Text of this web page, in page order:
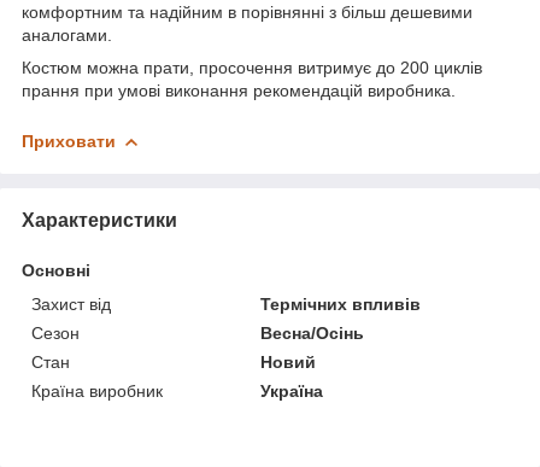
комфортним та надійним в порівнянні з більш дешевими
аналогами.
Костюм можна прати, просочення витримує до 200 циклів
прання при умові виконання рекомендацій виробника.
Приховати
Характеристики
Основні
Захист від
Термічних впливів
Сезон
Весна/Осінь
Стан
Новий
Країна виробник
Україна